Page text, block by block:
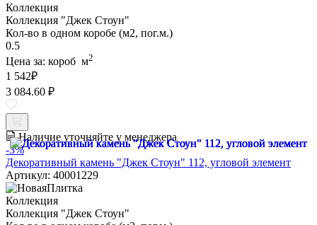
Коллекция
Коллекция "Джек Стоун"
Кол-во в одном коробе (м2, пог.м.)
0.5
Цена за: короб м2
1 542₽
3 084.60 ₽
Наличие уточняйте у менеджера
-3%
Декоративный камень "Джек Стоун" 112, угловой элемент
Артикул: 40001229
Коллекция
Коллекция "Джек Стоун"